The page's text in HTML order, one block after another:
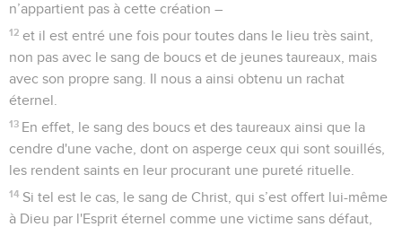
n’appartient pas à cette création –
12 et il est entré une fois pour toutes dans le lieu très saint,
non pas avec le sang de boucs et de jeunes taureaux, mais
avec son propre sang. Il nous a ainsi obtenu un rachat
éternel.
13 En effet, le sang des boucs et des taureaux ainsi que la
cendre d'une vache, dont on asperge ceux qui sont souillés,
les rendent saints en leur procurant une pureté rituelle.
14 Si tel est le cas, le sang de Christ, qui s’est offert lui-même
à Dieu par l'Esprit éternel comme une victime sans défaut,